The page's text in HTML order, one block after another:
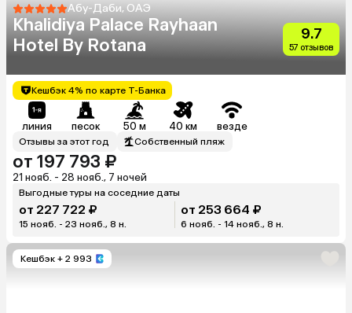
Абу-Даби, ОАЭ
Khalidiya Palace Rayhaan
Hotel By Rotana
9.7
57 отзывов
Кешбэк 4% по карте Т-Банка
линия песок 50 м 40 км везде
Отзывы за этот год Собственный пляж
от 197 793 ₽
21 нояб. - 28 нояб., 7 ночей
Выгодные туры на соседние даты
от 227 722 ₽
15 нояб. - 23 нояб., 8 н.
от 253 664 ₽
6 нояб. - 14 нояб., 8 н.
Кешбэк + 2 993